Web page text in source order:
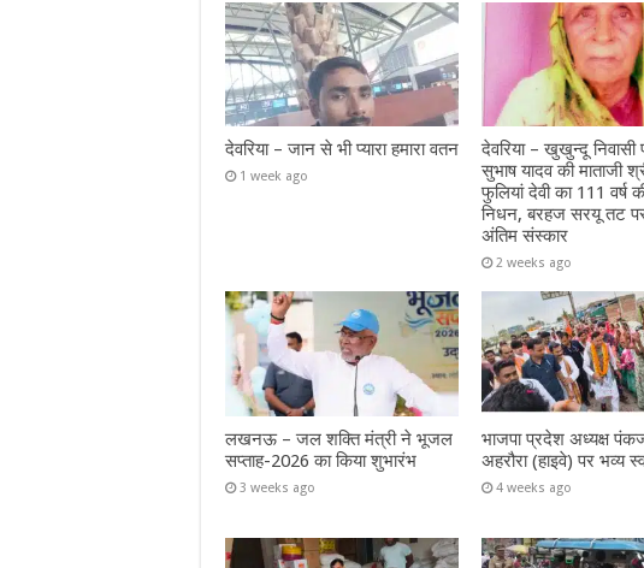
देवरिया – जान से भी प्यारा हमारा वतन
1 week ago
देवरिया – खुखुन्दू निवासी
सुभाष यादव की माताजी
फुलियां देवी का 111 वर्ष
निधन, बरहज सरयू तट
अंतिम संस्कार
2 weeks ago
लखनऊ – जल शक्ति मंत्री ने भूजल
सप्ताह-2026 का किया शुभारंभ
3 weeks ago
भाजपा प्रदेश अध्यक्ष
अहरौरा (हाइवे) पर भव्य
4 weeks ago